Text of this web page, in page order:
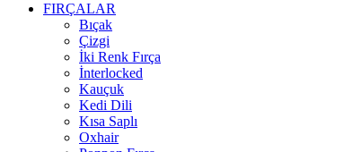
FIRÇALAR
Bıçak
Çizgi
İki Renk Fırça
İnterlocked
Kauçuk
Kedi Dili
Kısa Saplı
Oxhair